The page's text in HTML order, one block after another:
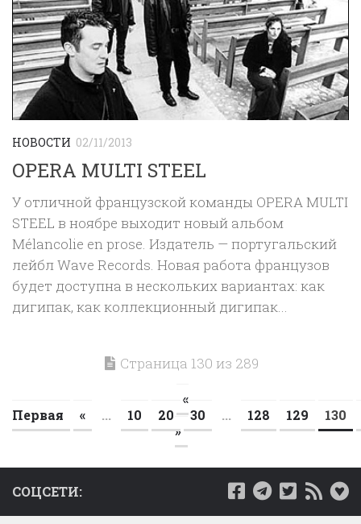
НОВОСТИ 02/11/2013
OPERA MULTI STEEL
У отличной французской команды OPERA MULTI
STEEL в ноябре выходит новый альбом
Mélancolie en prose. Издатель — португальский
лейбл Wave Records. Новая работа французов
будет доступна в нескольких вариантах: как
дигипак, как коллекционный дигипак...
Страница 130 из 289
«
Первая
« ... 10 20 30 ... 128 129
130
»
СОЦСЕТИ: